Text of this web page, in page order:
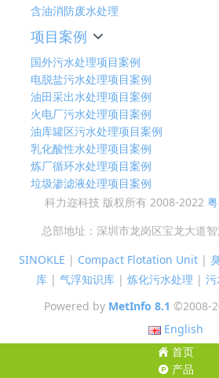
含油消防废水处理
项目案例
国外污水处理项目案例
电脱盐污水处理项目案例
油田采出水处理项目案例
火电厂污水处理项目案例
油库罐区污水处理项目案例
乳化酸性水处理项目案例
炼厂循环水处理项目案例
垃圾渗滤液处理项目案例
科力迩科技 版权所有 2008-2022
总部地址：深圳市龙岗区宝龙大道
SINOKLE | Compact Flotation Unit |
库 | 气浮知识库 | 炼化污水处理 | 污
Powered by MetInfo 8.1 ©2008-
English
首页
产品